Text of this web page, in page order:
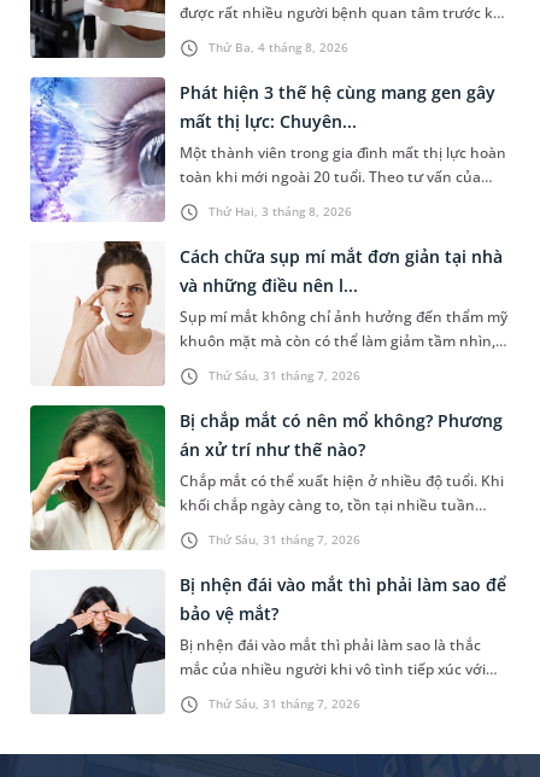
Thứ Ba, 4 tháng 8, 2026
được rất nhiều người bệnh quan tâm trước khi
quyết định phẫu thuật. Thực tế không có loại
thủy tinh thể nhân tạo nào phù hợp với mọi
bệnh nhân. Việc lựa chọn thủy tinh thể phù
hợp cần dựa trên nhiều yếu tố. Bài viết sau sẽ
giúp bạn hiểu rõ hơn về các loại thủy tinh thể
nhân tạo, cách lựa chọn phù hợp và chăm sóc
mắt sau phẫu thuật để khôi phục thị lực tối ưu.
Thứ Hai, 3 tháng 8, 2026
Phát hiện 3 thế hệ cùng mang gen gây
mất thị lực: Chuyên...
Một thành viên trong gia đình mất thị lực hoàn
toàn khi mới ngoài 20 tuổi. Theo tư vấn của
chuyên gia Di truyền, ba thế hệ trong gia đình
cùng thực hiện xét nghiệm di truyền và bất
ngờ phát hiện đều mang biến thể gây bệnh
thần kinh thị giác di truyền Leber (LHON). Tuy
cùng mang một biến thể gây bệnh, nhưng
nguy cơ biểu hiện bệnh và khả năng di truyền
cho con của mỗi người lại hoàn toàn khác
nhau.Thứ Sáu, 31 tháng 7, 2026
Cách chữa sụp mí mắt đơn giản tại nhà
và những điều nên l...
Sụp mí mắt không chỉ ảnh hưởng đến thẩm mỹ
khuôn mặt mà còn có thể làm giảm tầm nhìn,
gây khó khăn trong sinh hoạt hàng ngày. Tìm
cách chữa sụp mí mắt đơn giản tại nhà là việc
nhiều người muốn làm để cải thiện mí mà
không cần can thiệp y khoa. Bài viết dưới đây
sẽ giúp bạn hiểu hơn về những cách chữa tại
nhà này và thời điểm nên thăm khám để tránh
ảnh hưởng lâu dài đến thị lực.
Thứ Sáu, 31 tháng 7, 2026
Bị chắp mắt có nên mổ không? Phương
án xử trí như thế nào?
Chắp mắt có thể xuất hiện ở nhiều độ tuổi. Khi
khối chắp ngày càng to, tồn tại nhiều tuần
hoặc gây mất thẩm mỹ, nhiều người băn khoăn
bị chắp mắt có nên mổ không hay còn phương
án khắc phục khác. Bài viết dưới đây sẽ giúp
bạn hiểu khi nào cần phẫu thuật chắp mắt, khi
nào chưa cần mổ và các phương pháp xử trí
phù hợp để chắp nhanh khỏi, hạn chế tái phát.
Thứ Sáu, 31 tháng 7, 2026
Bị nhện đái vào mắt thì phải làm sao để
bảo vệ mắt?
Bị nhện đái vào mắt thì phải làm sao là thắc
mắc của nhiều người khi vô tình tiếp xúc với
loài động vật này. Trên thực tế, “nhện đái vào
mắt” chỉ là cách gọi dân gian và chưa có bằng
vào mắt người. Bài viết dưới đây sẽ giúp bạn